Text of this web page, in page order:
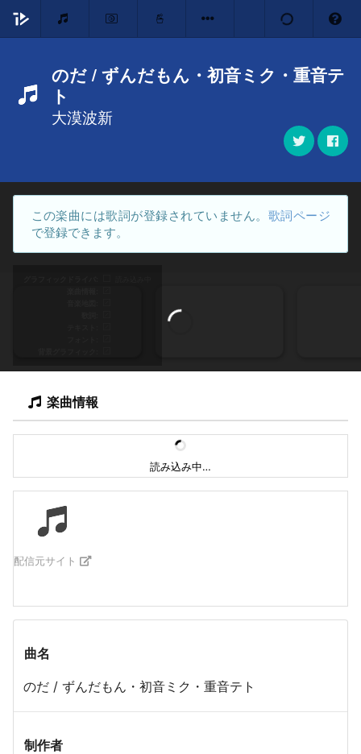
のだ / ずんだもん・初音ミク・重音テ
ト
大漠波新
この楽曲には歌詞が登録されていません。 歌詞ページ
で登録できます。
楽曲情報
読み込み中…
配信元サイト
曲名
のだ / ずんだもん・初音ミク・重音テト
制作者